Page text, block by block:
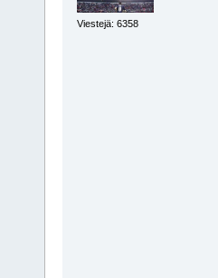
Viestejä: 6358